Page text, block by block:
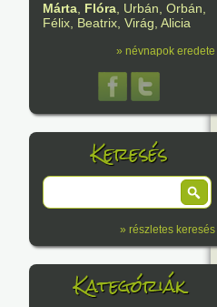
Márta, Flóra, Urbán, Orbán,
Félix, Beatrix, Virág, Alicia
» névnapok eredete
Keresés
» részletes keresés
Kategóriák